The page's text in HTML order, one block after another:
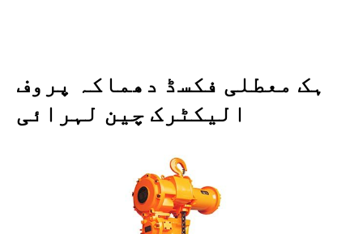
ہک معطلی فکسڈ دھماکہ پروف
الیکٹرک چین لہرائی